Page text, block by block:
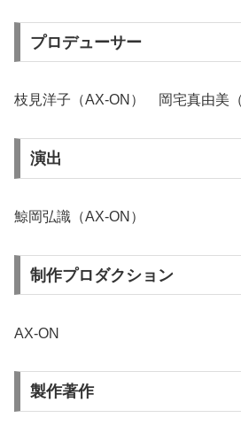
プロデューサー
枝見洋子（AX-ON） 岡宅真由美（
演出
鯨岡弘識（AX-ON）
制作プロダクション
AX-ON
製作著作